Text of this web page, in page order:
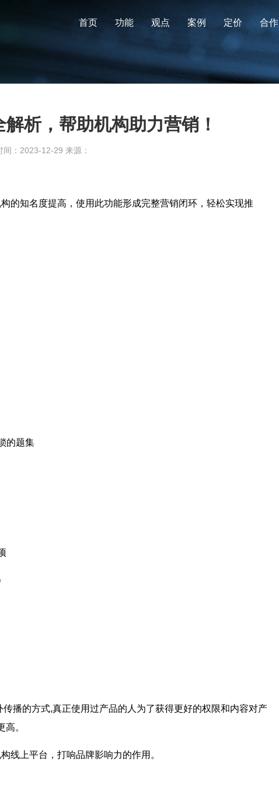
首页 功能 观点 案例 定价 合作
析，帮助机构助力营销！
间：2023-12-29 来源：
的知名度提高，使用此功能形成完整营销闭环，轻松实现推
的题集
播的方式,真正使用过产品的人为了获得更好的权限和内容对产
。
线上平台，打响品牌影响力的作用。